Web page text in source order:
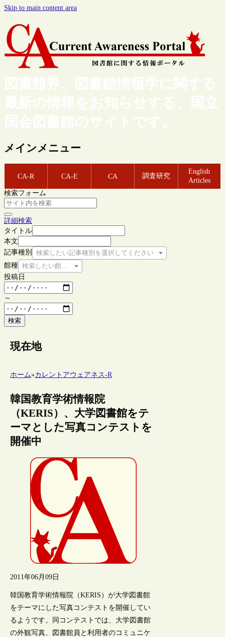
Skip to main content area
図書館界、図書館情報学に関する
最新の情報をお知らせする、国立
国会図書館のサイトです。
メインメニュー
CA-R CA-E CA 調査研究
English
Articles
検索フォーム
詳細検索
タイトル
本文
記事種別
検索したい記事種別を選択してください
館種 検索したい館種を選択してください
投稿日
～
検索
現在地
ホーム»カレントアウェアネス-R
韓国教育学術情報院
（KERIS）、大学図書館をテ
ーマとした写真コンテストを
開催中
2011年06月09日
韓国教育学術情報院（KERIS）が大学図書館
をテーマにした写真コンテストを開催してい
るようです。同コンテストでは、大学図書館
の外観写真、図書館員と利用者のコミュニケ